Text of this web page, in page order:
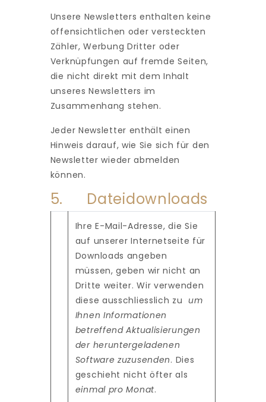
Unsere Newsletters enthalten keine
offensichtlichen oder versteckten
Zähler, Werbung Dritter oder
Verknüpfungen auf fremde Seiten,
die nicht direkt mit dem Inhalt
unseres Newsletters im
Zusammenhang stehen.
Jeder Newsletter enthält einen
Hinweis darauf, wie Sie sich für den
Newsletter wieder abmelden
können.
5. Dateidownloads
Ihre E-Mail-Adresse, die Sie
auf unserer Internetseite für
Downloads angeben
müssen, geben wir nicht an
Dritte weiter. Wir verwenden
diese ausschliesslich zu um
Ihnen Informationen
betreffend Aktualisierungen
der heruntergeladenen
Software zuzusenden. Dies
geschieht nicht öfter als
einmal pro Monat.